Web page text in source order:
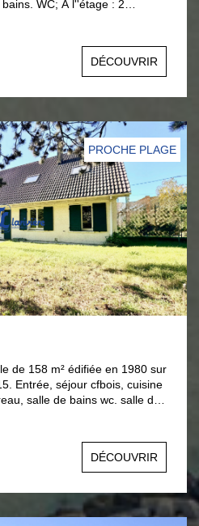
A l''étage : 2
Une terrasse et
Visites : Tél :
00
DÉCOUVRIR
PROCHE PLAGE
de 158 m² édifiée en 1980 sur
Entrée, séjour cfbois, cuisine
salle de bains wc. salle de
vélo.
DÉCOUVRIR